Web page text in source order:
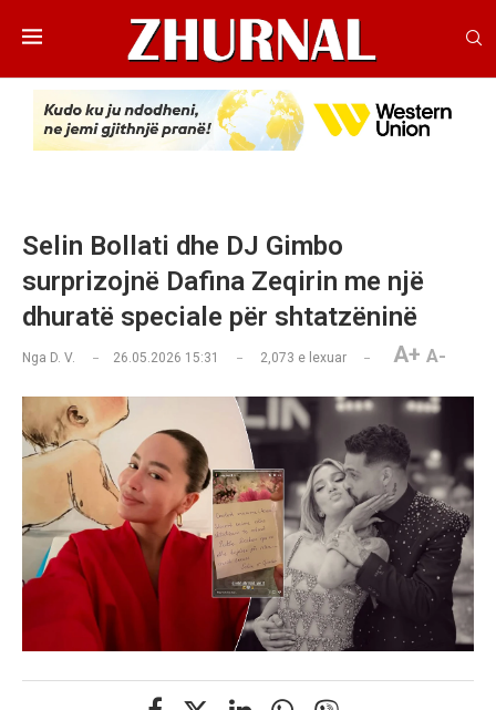
Selin Bollati dhe DJ Gimbo
surprizojnë Dafina Zeqirin me një
dhuratë speciale për shtatzëninë
Nga D. V. 26.05.2026 15:31 2,073 e lexuar A+ A-